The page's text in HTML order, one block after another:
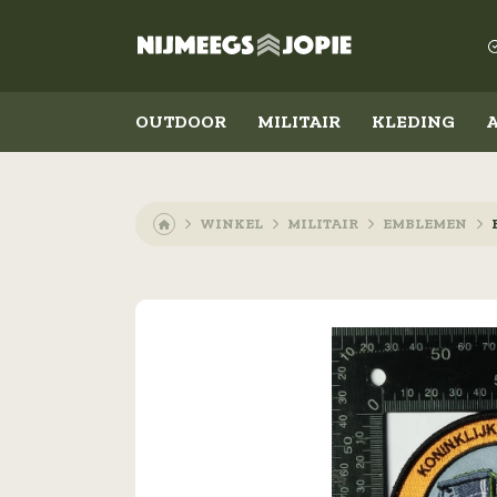
OUTDOOR MILITAIR KLEDING
Outdoor Militair
Schoenen
Accessoires
Emblemen
Militaire rangen
Overig
WINKEL MILITAIR EMBLEMEN